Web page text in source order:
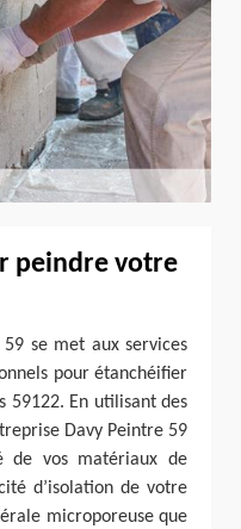
peindre votre
se met aux services
pour étanchéifier
59122. En utilisant des
Davy Peintre 59
de vos matériaux de
d’isolation de votre
microporeuse que